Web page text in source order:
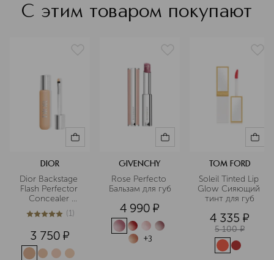
С этим товаром покупают
DIOR
Dior Backstage
Flash Perfector
Concealer
Водостойкий
корректор для
5из 51 (1)
3 750 ¤
GIVENCHY
Rose Perfecto
Бальзам для губ
4 990 ¤
+3
TOM FORD
Soleil Tinted Lip
Glow Сияющий
тинт для губ
4 335 ¤
5 100 ¤